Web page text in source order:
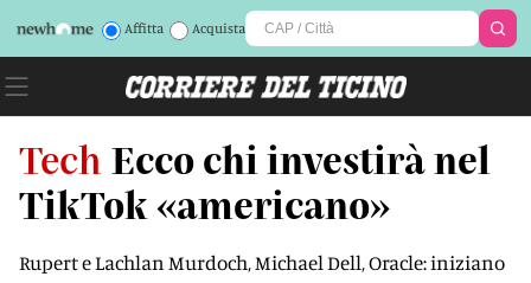
Affitta Acquista
Tech Ecco chi investirà nel
TikTok «americano»
Rupert e Lachlan Murdoch, Michael Dell, Oracle: iniziano